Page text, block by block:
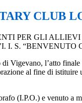
CLUB
PER GLI
I. S. “BENVENUTO
Vigevano, l’atto
al fine di istituire
(I.P.O.) e venuto a